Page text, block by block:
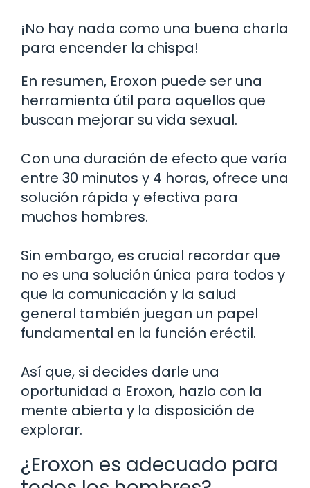
¡No hay nada como una buena charla
para encender la chispa!
En resumen, Eroxon puede ser una
herramienta útil para aquellos que
buscan mejorar su vida sexual.
Con una duración de efecto que varía
entre 30 minutos y 4 horas, ofrece una
solución rápida y efectiva para
muchos hombres.
Sin embargo, es crucial recordar que
no es una solución única para todos y
que la comunicación y la salud
general también juegan un papel
fundamental en la función eréctil.
Así que, si decides darle una
oportunidad a Eroxon, hazlo con la
mente abierta y la disposición de
explorar.
¿Eroxon es adecuado para